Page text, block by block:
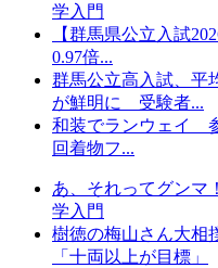
学入門
【群馬県公立入試
0.97倍...
群馬公立高入試、
が鮮明に 受験者...
和装でランウェイ
回着物フ...
あ、それってグン
学入門
樹徳の梅山さん大
「十両以上が目標」